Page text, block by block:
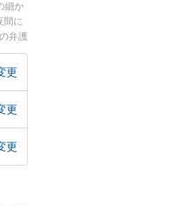
細か
間に
弁護
更
更
更